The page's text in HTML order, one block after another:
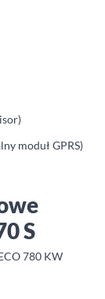
moduł GPRS)
S
780 KW